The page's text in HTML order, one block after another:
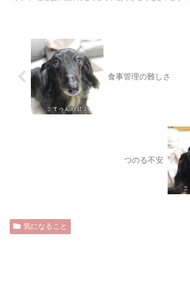
食事管理の難しさ
つのる不安
気になること